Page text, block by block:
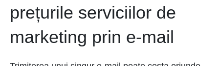
prețurile serviciilor de
marketing prin e-mail